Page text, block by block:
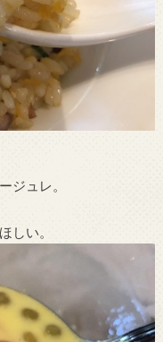
ジュレ。
しい。